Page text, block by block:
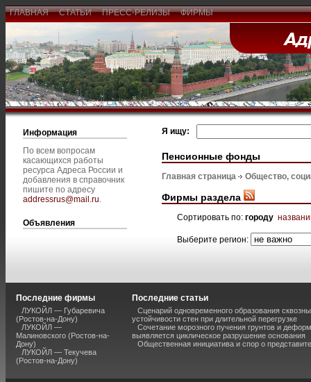
ГЛАВНАЯ СТАТЬИ ПРЕСС-РЕЛИЗЫ ФИРМЫ
Информация
По всем вопросам
касающихся работы
ресурса Адреса России и
добавления в справочник
пишите по адресу
addressrus@mail.ru.
Объявления
Я ищу:
Пенсионные фонды
Главная страница Общество,
Фирмы раздела
Сортировать по: городу
Выберите регион:
Последние фирмы
ЛУКОЙЛ — Губаревича
(Ростов-на-Дону)
ЛУКОЙЛ —
Малиновского (Ростов-на-
Дону)
ЛУКОЙЛ — Текучева
(Ростов-на-Дону)
Последние статьи
Сценарий одновременного образования
устойчивости стен при длительной перегрузке
Сочетание морозного пучения грунтов и
выявляется циклическое разрушение основания
Общественная инициатива и спор о